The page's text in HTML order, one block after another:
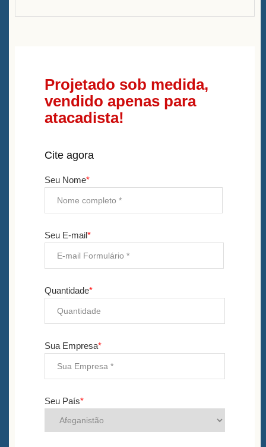
Projetado sob medida,
vendido apenas para
atacadista!
Cite agora
Seu Nome*
Seu E-mail*
Quantidade*
Sua Empresa*
Seu País*